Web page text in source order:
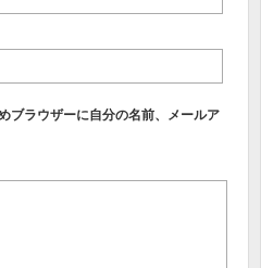
ブラウザーに自分の名前、メールア